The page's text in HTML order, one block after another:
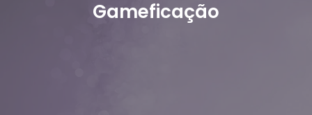
Gameficação